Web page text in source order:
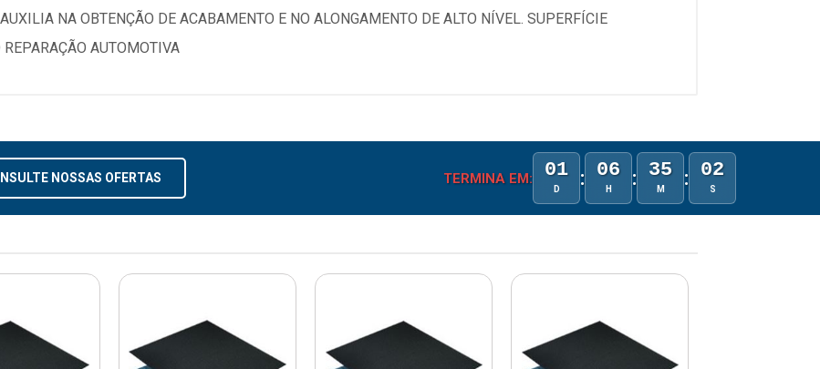
NA OBTENÇÃO DE ACABAMENTO E NO ALONGAMENTO DE ALTO NÍVEL. SUPERFÍCIE
AUTOMOTIVA
NOSSAS OFERTAS TERMINA EM: 01
D : 06
H : 35
M : 02
S